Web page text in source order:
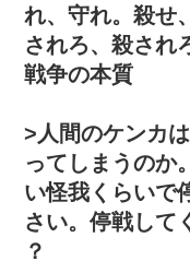
れ、守れ。殺せ
されろ、殺され
戦争の本質
>人間のケンカ
ってしまうのか
い怪我くらいで
さい。停戦して
？